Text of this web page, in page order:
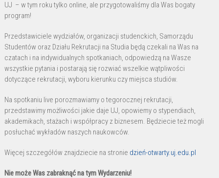
UJ – w tym roku tylko online, ale przygotowaliśmy dla Was bogaty
program!
Przedstawiciele wydziałów, organizacji studenckich, Samorządu
Studentów oraz Działu Rekrutacji na Studia będą czekali na Was na
czatach i na indywidualnych spotkaniach, odpowiedzą na Wasze
wszystkie pytania i postarają się rozwiać wszelkie wątpliwości
dotyczące rekrutacji, wyboru kierunku czy miejsca studiów.
Na spotkaniu live porozmawiamy o tegorocznej rekrutacji,
przedstawimy możliwości jakie daje UJ, opowiemy o stypendiach,
akademikach, stażach i współpracy z biznesem. Będziecie też mogli
posłuchać wykładów naszych naukowców.
Więcej szczegółów znajdziecie na stronie dzień-otwarty.uj.edu.pl
Nie może Was zabraknąć na tym Wydarzeniu!